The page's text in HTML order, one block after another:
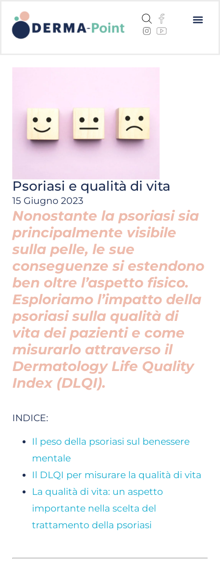
Psoriasi e qualità di vita
15 Giugno 2023
Nonostante la psoriasi sia
principalmente visibile
sulla pelle, le sue
conseguenze si estendono
ben oltre l’aspetto fisico.
Esploriamo l’impatto della
psoriasi sulla qualità di
vita dei pazienti e come
misurarlo attraverso il
Dermatology Life Quality
Index (DLQI).
INDICE:
Il peso della psoriasi sul benessere
mentale
Il DLQI per misurare la qualità di vita
La qualità di vita: un aspetto
importante nella scelta del
trattamento della psoriasi